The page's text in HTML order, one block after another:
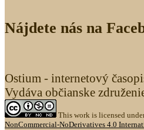
Nájdete nás na
Ostium - internetový
Vydáva občianske
This work is licensed
NonCommercial-NoDerivatives 4.0